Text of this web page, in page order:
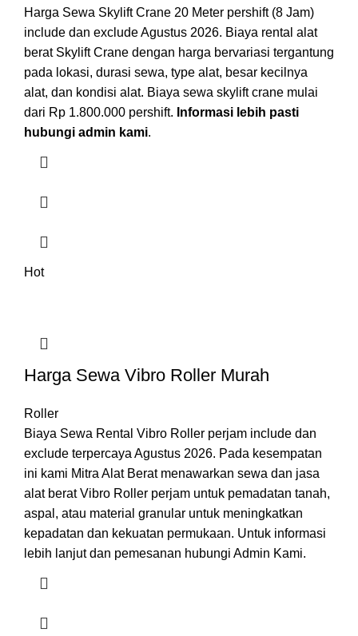
Harga Sewa Skylift Crane 20 Meter pershift (8 Jam)
include dan exclude Agustus 2026. Biaya rental alat
berat Skylift Crane dengan harga bervariasi tergantung
pada lokasi, durasi sewa, type alat, besar kecilnya
alat, dan kondisi alat. Biaya sewa skylift crane mulai
dari Rp 1.800.000 pershift. Informasi lebih pasti
hubungi admin kami.
Hot
Harga Sewa Vibro Roller Murah
Roller
Biaya Sewa Rental Vibro Roller perjam include dan
exclude terpercaya Agustus 2026. Pada kesempatan
ini kami Mitra Alat Berat menawarkan sewa dan jasa
alat berat Vibro Roller perjam untuk pemadatan tanah,
aspal, atau material granular untuk meningkatkan
kepadatan dan kekuatan permukaan. Untuk informasi
lebih lanjut dan pemesanan hubungi Admin Kami.